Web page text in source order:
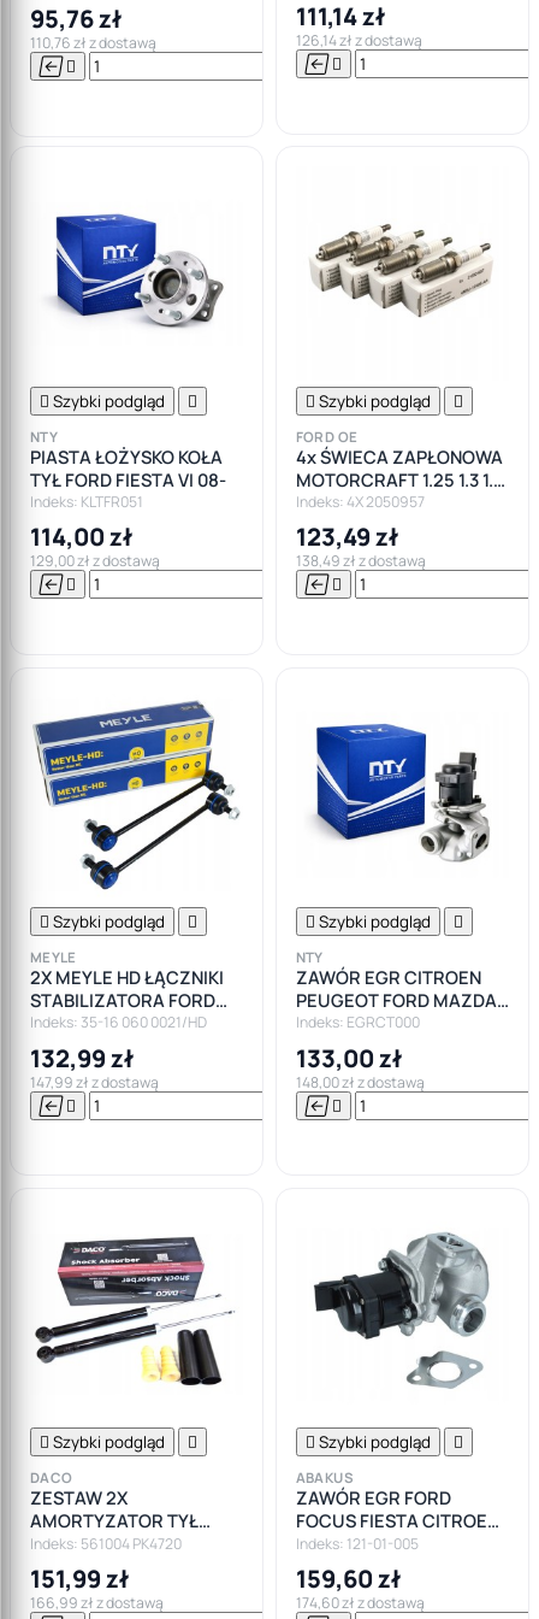
95,76 zł
110,76 zł z dostawą
  

Do
111,14 zł
126,14 zł z dostawą
 
 Szybki podgląd 
NTY
PIASTA ŁOŻYSKO KOŁA
TYŁ FORD FIESTA VI 08-
Indeks: KLTFR051
114,00 zł
129,00 zł z dostawą
  

 Szybki podgląd 
FORD OE
4x ŚWIECA ZAPŁONOWA
MOTORCRAFT 1.25 1.3 1.4
1.6 1.8 2.0 16V BENZYNA
Indeks: 4X 2050957
123,49 zł
138,49 zł z dostawą
 
 Szybki podgląd 
MEYLE
2X MEYLE HD ŁĄCZNIKI
STABILIZATORA FORD
FIESTA MK7 MAZDA 2
RENAULT NISSAN
Indeks: 35-16 060 0021/HD
132,99 zł
147,99 zł z dostawą
  

 Szybki podgląd 
NTY
ZAWÓR EGR CITROEN
PEUGEOT FORD MAZDA
MINI VOLVO 1.6 HDI
Indeks: EGRCT000
133,00 zł
148,00 zł z dostawą
 
 Szybki podgląd 
DACO
ZESTAW 2X
AMORTYZATOR TYŁ
FORD FIESTA VI - DACO !
Indeks: 561004 PK4720
151,99 zł
166,99 zł z dostawą
 Szybki podgląd 
ABAKUS
ZAWÓR EGR FORD
FOCUS FIESTA CITROEN
PEUGEOT 1.6HDI
Indeks: 121-01-005
159,60 zł
174,60 zł z dostawą